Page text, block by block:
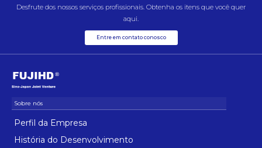
Desfrute dos nossos serviços profissionais. Obtenha os itens que você quer
aqui.
Entre em contato conosco
Perfil da Empresa
História do Desenvolvimento